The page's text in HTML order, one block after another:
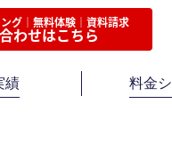
グ｜無料体験｜資料請求
わせはこちら
績 料金